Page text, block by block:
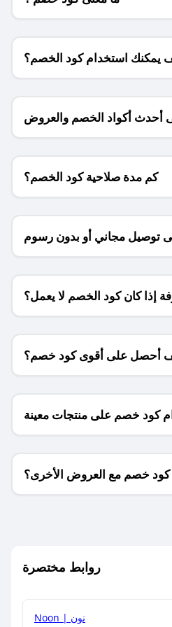
يمكنك استخدام كود الخصم؟
أكواد الخصم والعروض
للمتاجر؟
كم مدة صلاحية كود الخصم؟
توصيل مجاني أو بدون رسوم
الشحن ؟
إذا كان كود الخصم لا يعمل؟
أحصل على أقوى كود خصم؟
كود خصم على منتجات معينة
فقط؟
خصم مع العروض الأخرى؟
روابط مختصرة
Noon | نون